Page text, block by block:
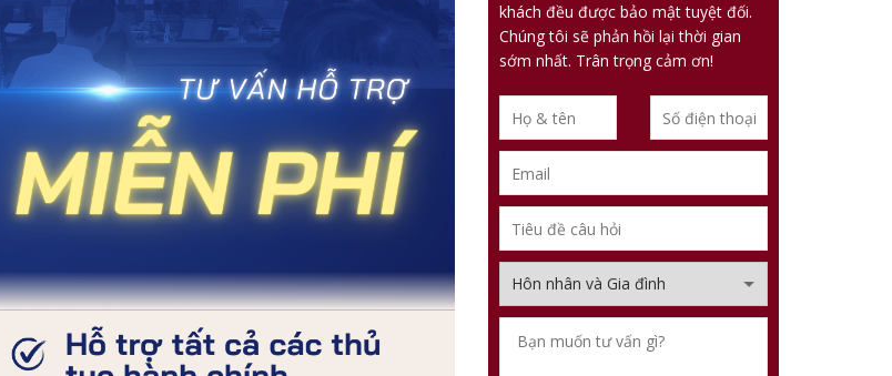
khách đều được bảo mật tuyệt đối.
Chúng tôi sẽ phản hồi lại thời gian
sớm nhất. Trân trọng cảm ơn!